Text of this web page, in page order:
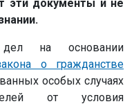
эти документы и не
дел на основании
о гражданстве
особых случаях
от условия